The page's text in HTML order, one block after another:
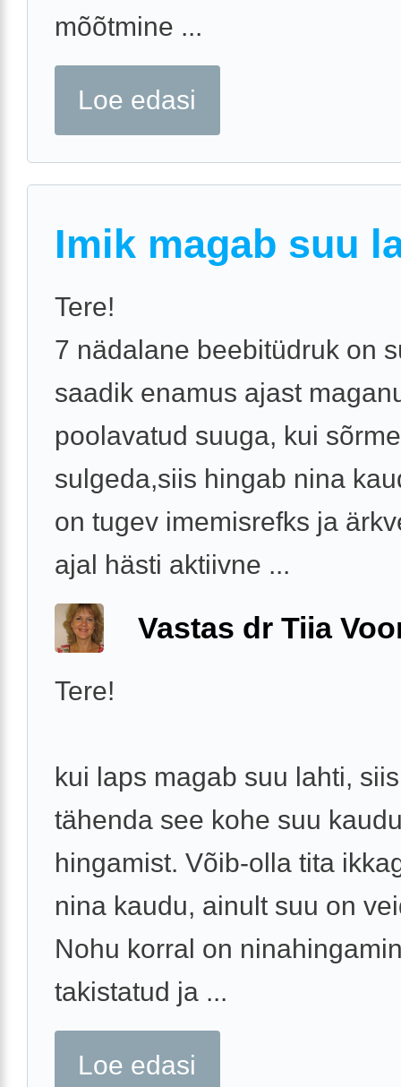
mõõtmine ...
Loe edasi
Imik magab suu
Tere!
7 nädalane beebitüdruk on
saadik enamus ajast
poolavatud suuga, kui
sulgeda,siis hingab nina
on tugev imemisrefks ja
ajal hästi aktiivne ...
Vastas dr Tiia
Tere!
kui laps magab suu lahti,
tähenda see kohe suu
hingamist. Võib-olla tita
nina kaudu, ainult suu on
Nohu korral on
takistatud ja ...
Loe edasi